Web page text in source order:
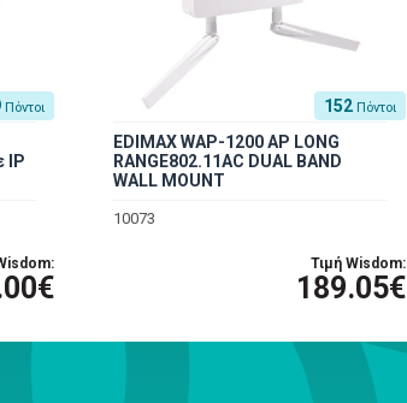
Πόντοι
IP
152 Πόντοι
EDIMAX WAP-1200 AP LONG
RANGE802.11AC DUAL BAND
WALL MOUNT
10073
Τιμή Wisdom:
189.05€